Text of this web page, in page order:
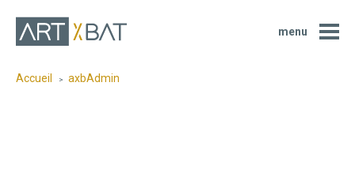
menu
Accueil axbAdmin